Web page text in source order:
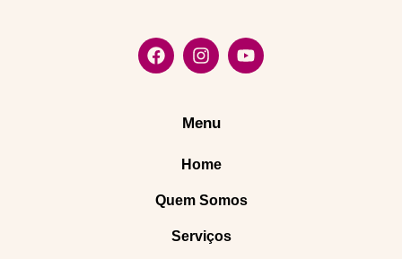
Menu
Home
Quem Somos
Serviços